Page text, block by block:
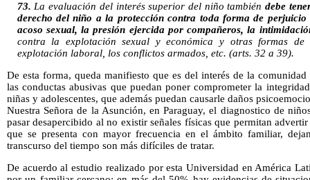
73. La evaluación del interés superior del niño tambiéndebe
derecho del niño a la protección contra toda forma de
acoso sexual, la presión ejercida por compañeros, la
contra la explotación sexual y económica y otras formas de
explotación laboral, los conflictos armados, etc. (arts. 32 a 39).
De esta forma, queda manifiesto que es del interés de la
las conductas abusivas que puedan poner comprometer la
niñas y adolescentes, que además puedan causarle daños
Nuestra Señora de la Asunción, en Paraguay, el diagnostico de
pasar desapercibido al no existir señales físicas que permitan
que se presenta con mayor frecuencia en el ámbito familiar,
transcurso del tiempo son más difíciles de tratar.
De acuerdo al estudio realizado por esta Universidad en América